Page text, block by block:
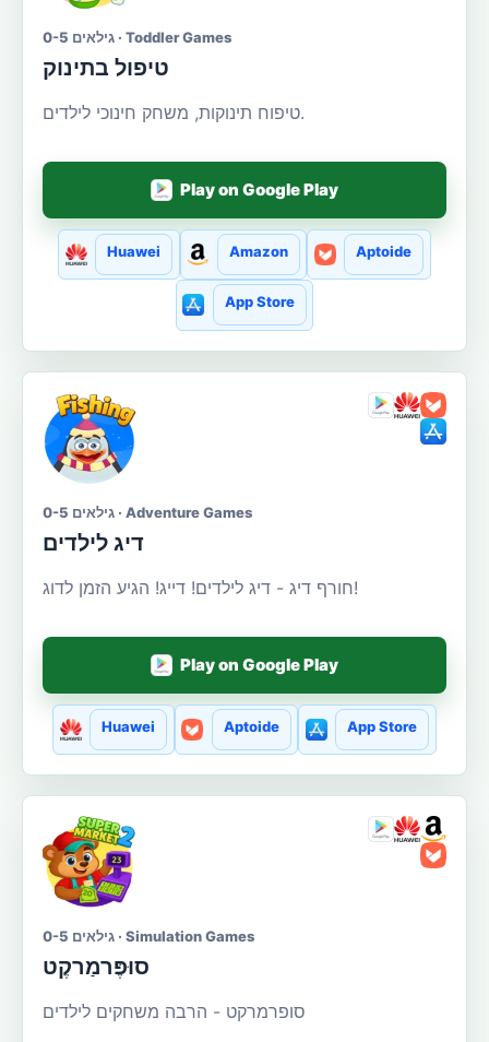
גילאים 0-5 · Toddler Games
טיפול בתינוק
טיפוח תינוקות, משחק חינוכי לילדים.
Play on Google Play
Huawei Amazon Aptoide
App Store
גילאים 0-5 · Adventure Games
דיג לילדים
חורף דיג - דיג לילדים! דייג! הגיע הזמן לדוג!
Play on Google Play
Huawei Aptoide App Store
גילאים 0-5 · Simulation Games
סוּפֶּרמַרקֶט
סופרמרקט - הרבה משחקים לילדים